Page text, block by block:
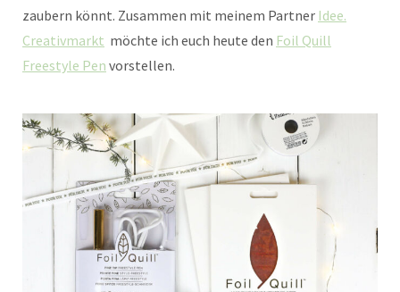
zaubern könnt. Zusammen mit meinem Partner Idee.
Creativmarkt möchte ich euch heute den Foil Quill
Freestyle Pen vorstellen.